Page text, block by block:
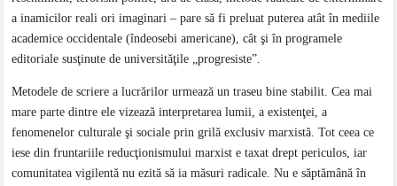
a inamicilor reali ori imaginari – pare să fi preluat puterea atât în mediile
academice occidentale (îndeosebi americane), cât şi în programele
editoriale susţinute de universităţile „progresiste”.
Metodele de scriere a lucrărilor urmează un traseu bine stabilit. Cea mai
mare parte dintre ele vizează interpretarea lumii, a existenţei, a
fenomenelor culturale şi sociale prin grilă exclusiv marxistă. Tot ceea ce
iese din fruntariile reducţionismului marxist e taxat drept periculos, iar
comunitatea vigilentă nu ezită să ia măsuri radicale. Nu e săptămână în